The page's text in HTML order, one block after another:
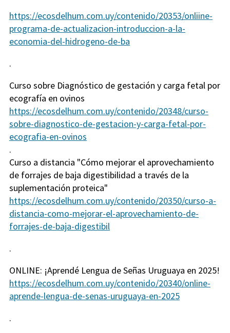
https://ecosdelhum.com.uy/contenido/20353/onliine-
programa-de-actualizacion-introduccion-a-la-
economia-del-hidrogeno-de-ba
.
Curso sobre Diagnóstico de gestación y carga fetal por
ecografía en ovinos
https://ecosdelhum.com.uy/contenido/20348/curso-
sobre-diagnostico-de-gestacion-y-carga-fetal-por-
ecografia-en-ovinos
.
Curso a distancia "Cómo mejorar el aprovechamiento
de forrajes de baja digestibilidad a través de la
suplementación proteica"
https://ecosdelhum.com.uy/contenido/20350/curso-a-
distancia-como-mejorar-el-aprovechamiento-de-
forrajes-de-baja-digestibil
.
ONLINE: ¡Aprendé Lengua de Señas Uruguaya en 2025!
https://ecosdelhum.com.uy/contenido/20340/online-
aprende-lengua-de-senas-uruguaya-en-2025
.